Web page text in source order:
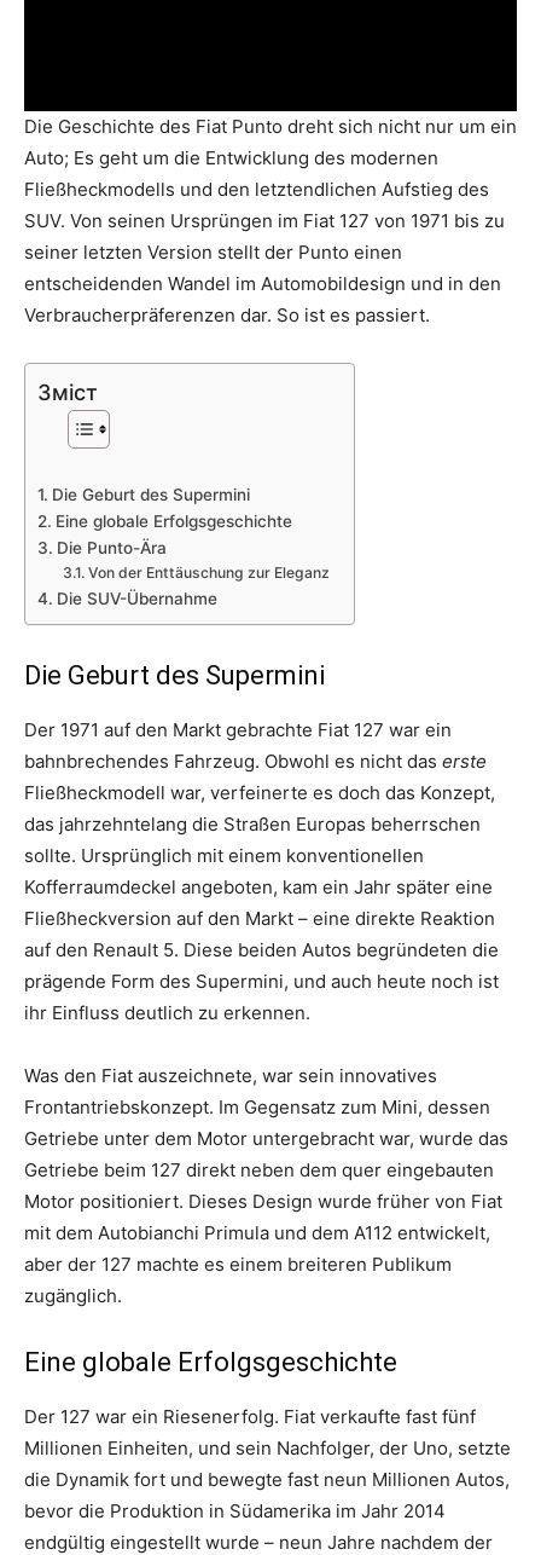
Die Geschichte des Fiat Punto dreht sich nicht nur um ein
Auto; Es geht um die Entwicklung des modernen
Fließheckmodells und den letztendlichen Aufstieg des
SUV. Von seinen Ursprüngen im Fiat 127 von 1971 bis zu
seiner letzten Version stellt der Punto einen
entscheidenden Wandel im Automobildesign und in den
Verbraucherpräferenzen dar. So ist es passiert.
Зміст
Die Geburt des Supermini
Eine globale Erfolgsgeschichte
Die Punto-Ära
Von der Enttäuschung zur Eleganz
Die SUV-Übernahme
Die Geburt des Supermini
Der 1971 auf den Markt gebrachte Fiat 127 war ein
bahnbrechendes Fahrzeug. Obwohl es nicht das erste
Fließheckmodell war, verfeinerte es doch das Konzept,
das jahrzehntelang die Straßen Europas beherrschen
sollte. Ursprünglich mit einem konventionellen
Kofferraumdeckel angeboten, kam ein Jahr später eine
Fließheckversion auf den Markt – eine direkte Reaktion
auf den Renault 5. Diese beiden Autos begründeten die
prägende Form des Supermini, und auch heute noch ist
ihr Einfluss deutlich zu erkennen.
Was den Fiat auszeichnete, war sein innovatives
Frontantriebskonzept. Im Gegensatz zum Mini, dessen
Getriebe unter dem Motor untergebracht war, wurde das
Getriebe beim 127 direkt neben dem quer eingebauten
Motor positioniert. Dieses Design wurde früher von Fiat
mit dem Autobianchi Primula und dem A112 entwickelt,
aber der 127 machte es einem breiteren Publikum
zugänglich.
Eine globale Erfolgsgeschichte
Der 127 war ein Riesenerfolg. Fiat verkaufte fast fünf
Millionen Einheiten, und sein Nachfolger, der Uno, setzte
die Dynamik fort und bewegte fast neun Millionen Autos,
bevor die Produktion in Südamerika im Jahr 2014
endgültig eingestellt wurde – neun Jahre nachdem der